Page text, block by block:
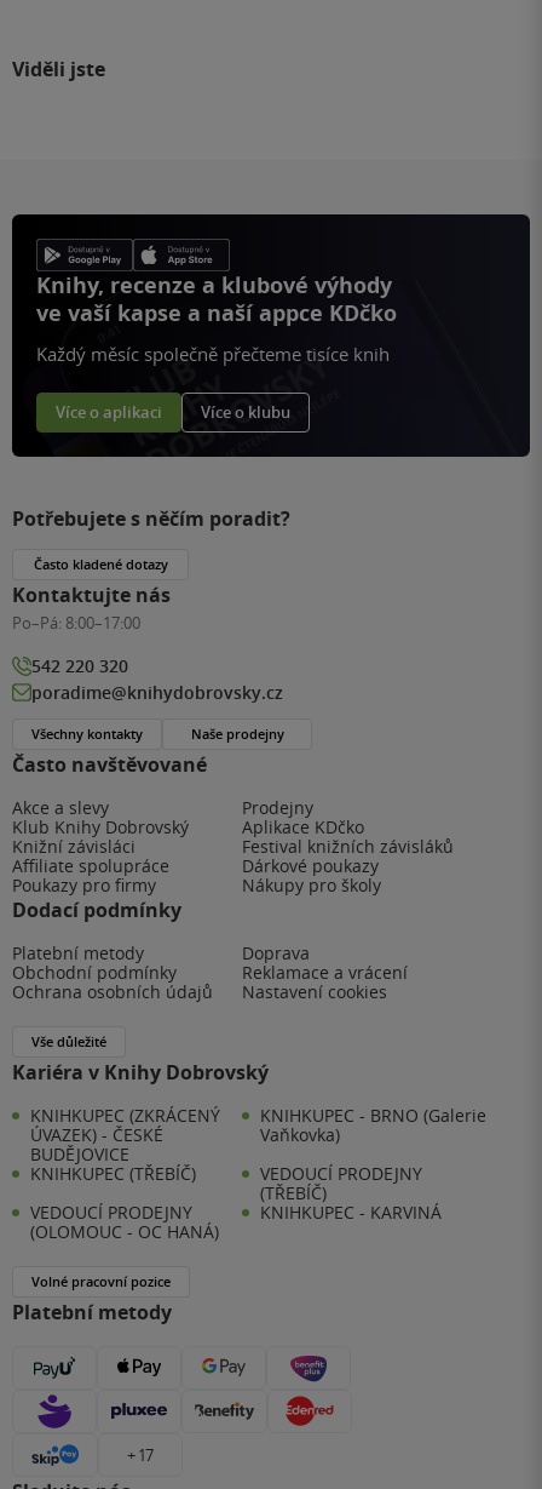
Viděli jste
Knihy, recenze a klubové výhody
ve vaší kapse a naší appce KDčko
Každý měsíc společně přečteme tisíce knih
Více o aplikaci Více o klubu
Často navštěvované
Akce a slevy
Prodejny
Klub Knihy Dobrovský
Aplikace KDčko
Knižní závisláci
Festival knižních závisláků
Affiliate spolupráce
Dárkové poukazy
Poukazy pro firmy
Nákupy pro školy
Dodací podmínky
Platební metody
Doprava
Obchodní podmínky
Reklamace a vrácení
Ochrana osobních údajů
Nastavení cookies
Vše důležité
Kariéra v Knihy Dobrovský
KNIHKUPEC (ZKRÁCENÝ
ÚVAZEK) - ČESKÉ
BUDĚJOVICE
KNIHKUPEC - BRNO (Galerie
Vaňkovka)
KNIHKUPEC (TŘEBÍČ)
VEDOUCÍ PRODEJNY
(TŘEBÍČ)
VEDOUCÍ PRODEJNY
(OLOMOUC - OC HANÁ)
KNIHKUPEC - KARVINÁ
Volné pracovní pozice
Platební metody
+ 17
Potřebujete s něčím poradit?
Často kladené dotazy
Kontaktujte nás
Po–Pá: 8:00–17:00
542 220 320
poradime@knihydobrovsky.cz
Všechny kontakty Naše prodejny